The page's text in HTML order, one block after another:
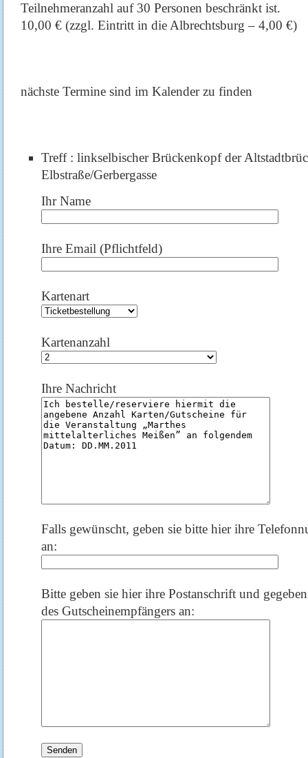
Teilnehmeranzahl auf 30 Personen beschränkt ist.
10,00 € (zzgl. Eintritt in die Albrechtsburg – 4,00 €)
nächste Termine sind im Kalender zu finden
Treff : linkselbischer Brückenkopf der
Elbstraße/Gerbergasse
Ihr Name
Ihre Email (Pflichtfeld)
Kartenart
Kartenanzahl
Ihre Nachricht
Falls gewünscht, geben sie bitte hier ihre
an:
Bitte geben sie hier ihre Postanschrift und
des Gutscheinempfängers an: